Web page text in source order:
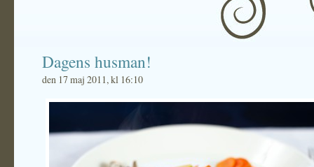
Dagens husman!
den 17 maj 2011, kl 16:10